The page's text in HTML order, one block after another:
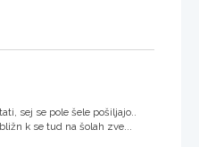
sej se pole šele pošiljajo..
k se tud na šolah zve...